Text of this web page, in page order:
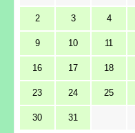
2 3 4
9 10 11
16 17 18
23 24 25
30 31